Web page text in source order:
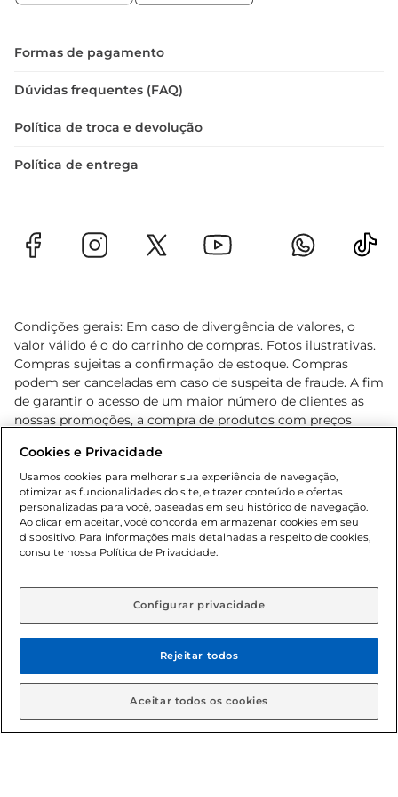
Formas de pagamento
Dúvidas frequentes (FAQ)
Política de troca e devolução
Política de entrega
Condições gerais: Em caso de divergência de valores, o
valor válido é o do carrinho de compras. Fotos ilustrativas.
Compras sujeitas a confirmação de estoque. Compras
podem ser canceladas em caso de suspeita de fraude. A fim
de garantir o acesso de um maior número de clientes as
nossas promoções, a compra de produtos com preços
cliente. Os preços, ofertas e condições são exclusivos para
o e-commerce e válidos durante o dia de hoje, podendo
sofrer alterações sem prévia notificação. Proibida a venda
de bebidas alcoólicas para menores de 18 anos, conforme
Lei n.º 8069/90, art. 81, inciso II (Estatuto da Criança e do
Adolescente). Preços e condições exclusivos para o
aviso prévio. O valor mínimo para as compras on-line é de
© 2026 Copyright. Todos os direitos
reservados Gbarbosa.
Cookies e Privacidade
Usamos cookies para melhorar sua experiência de navegação,
otimizar as funcionalidades do site, e trazer conteúdo e ofertas
personalizadas para você, baseadas em seu histórico de navegação.
Ao clicar em aceitar, você concorda em armazenar cookies em seu
dispositivo. Para informações mais detalhadas a respeito de cookies,
consulte nossa Política de Privacidade.
Configurar privacidade
Rejeitar todos
Aceitar todos os cookies